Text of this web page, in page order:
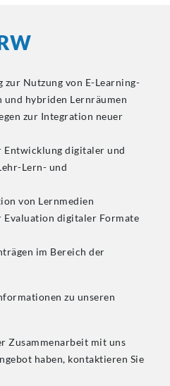
zur Nutzung von E-Learning-
hybriden Lernräumen
zur Integration neuer
Entwicklung digitaler und
Lern- und
von Lernmedien
Evaluation digitaler Formate
im Bereich der
zu unseren
Zusammenarbeit mit uns
haben, kontaktieren Sie